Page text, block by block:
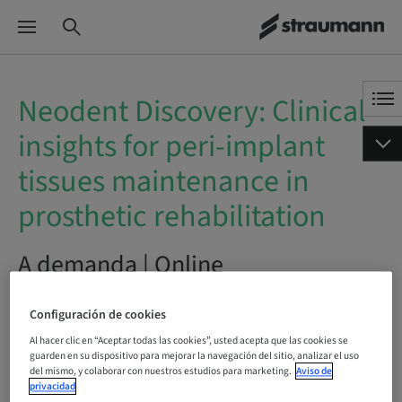
Neodent Discovery: Clinical
insights for peri-implant
tissues maintenance in
prosthetic rehabilitation
A demanda | Online
RESERVAR AHORA
Estado
Configuración de cookies
Al hacer clic en “Aceptar todas las cookies”, usted acepta que las cookies se
guarden en su dispositivo para mejorar la navegación del sitio, analizar el uso
del mismo, y colaborar con nuestros estudios para marketing. Aviso de
privacidad